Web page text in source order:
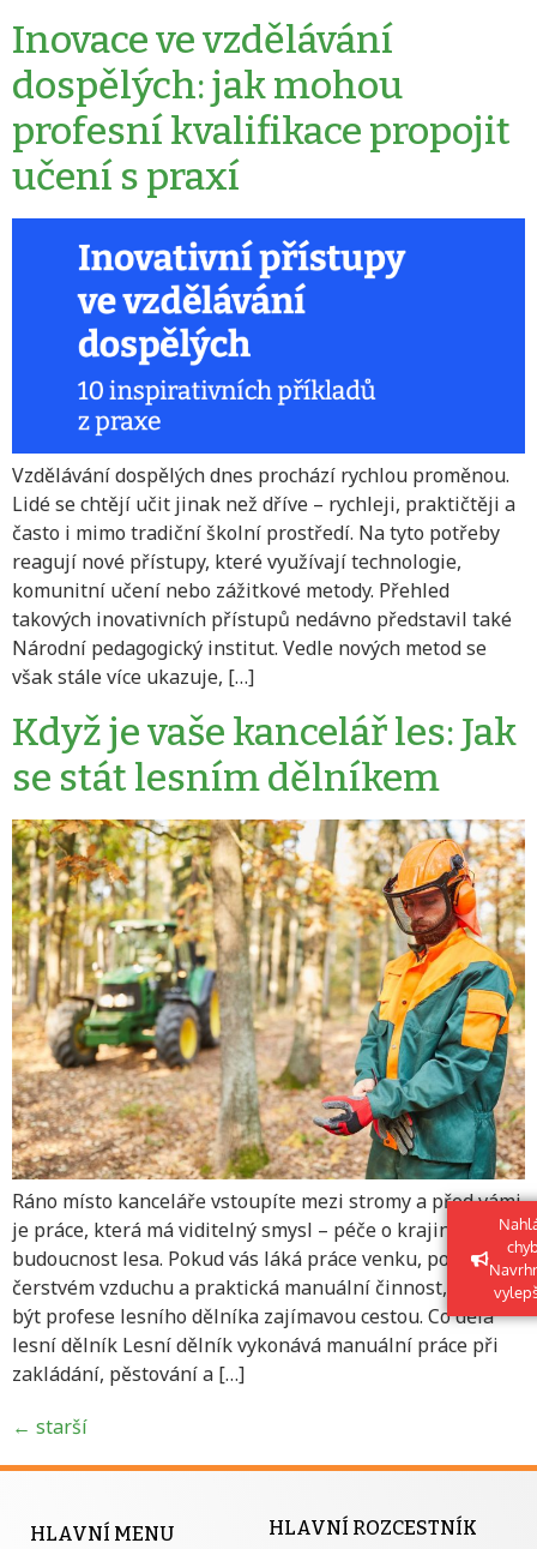
Inovace ve vzdělávání
dospělých: jak mohou
profesní kvalifikace propojit
učení s praxí
Vzdělávání dospělých dnes prochází rychlou proměnou.
Lidé se chtějí učit jinak než dříve – rychleji, praktičtěji a
často i mimo tradiční školní prostředí. Na tyto potřeby
reagují nové přístupy, které využívají technologie,
komunitní učení nebo zážitkové metody. Přehled
takových inovativních přístupů nedávno představil také
Národní pedagogický institut. Vedle nových metod se
však stále více ukazuje, […]
Když je vaše kancelář les: Jak
se stát lesním dělníkem
Ráno místo kanceláře vstoupíte mezi stromy a před vámi
je práce, která má viditelný smysl – péče o krajinu a
budoucnost lesa. Pokud vás láká práce venku, pohyb na
čerstvém vzduchu a praktická manuální činnost, může
být profese lesního dělníka zajímavou cestou. Co dělá
lesní dělník Lesní dělník vykonává manuální práce při
zakládání, pěstování a […]
← starší
HLAVNÍ MENU HLAVNÍ ROZCESTNÍK